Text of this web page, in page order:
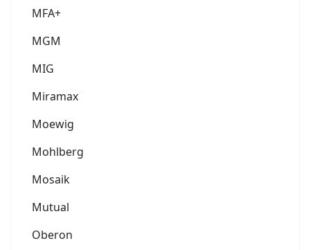
MFA+
MGM
MIG
Miramax
Moewig
Mohlberg
Mosaik
Mutual
Oberon